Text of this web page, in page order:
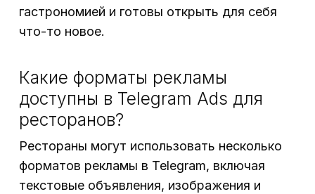
гастрономией и готовы открыть для себя
что-то новое.
Какие форматы рекламы
доступны в Telegram Ads для
ресторанов?
Рестораны могут использовать несколько
форматов рекламы в Telegram, включая
текстовые объявления, изображения и